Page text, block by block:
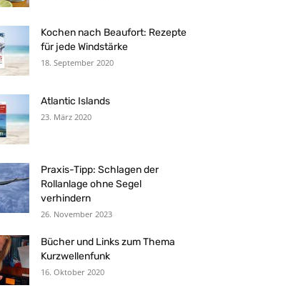
Kochen nach Beaufort: Rezepte
für jede Windstärke
18. September 2020
Atlantic Islands
23. März 2020
Praxis-Tipp: Schlagen der
Rollanlage ohne Segel
verhindern
26. November 2023
Bücher und Links zum Thema
Kurzwellenfunk
16. Oktober 2020